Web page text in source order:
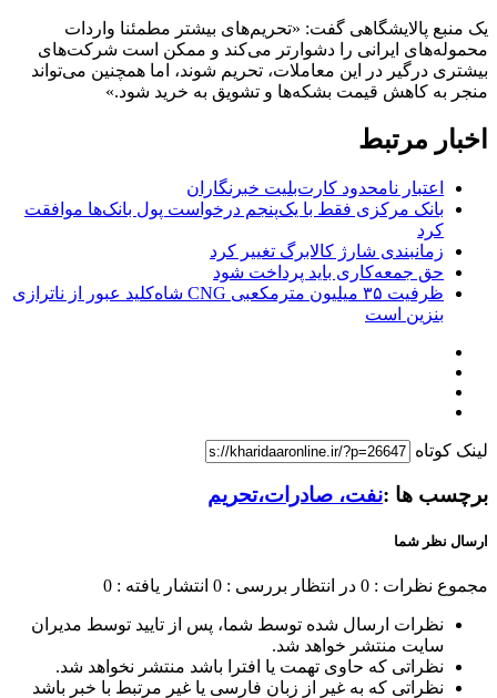
یک منبع پالایشگاهی گفت: «تحریم‌های بیشتر مطمئنا واردات
محموله‌های ایرانی را دشوارتر می‌کند و ممکن است شرکت‌های
بیشتری درگیر در این معاملات، تحریم شوند، اما همچنین می‌تواند
منجر به کاهش قیمت بشکه‌ها و تشویق به خرید شود.»
اخبار مرتبط
اعتبار نامحدود کارت‌بلیت خبرنگاران
بانک مرکزی فقط با یک‌‎پنجم درخواست پول بانک‌ها موافقت
کرد
زمانبندی شارژ کالابرگ تغییر کرد
حق جمعه‌کاری باید پرداخت شود
ظرفیت ۳۵ میلیون مترمکعبی CNG شاه‌کلید عبور از ناترازی
بنزین است
لینک کوتاه
برچسب ها :نفت، صادرات،تحریم
ارسال نظر شما
مجموع نظرات : 0 در انتظار بررسی : 0 انتشار یافته : 0
نظرات ارسال شده توسط شما، پس از تایید توسط مدیران
سایت منتشر خواهد شد.
نظراتی که حاوی تهمت یا افترا باشد منتشر نخواهد شد.
نظراتی که به غیر از زبان فارسی یا غیر مرتبط با خبر باشد